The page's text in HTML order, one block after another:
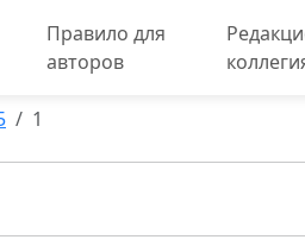
Правило для
авторов
1